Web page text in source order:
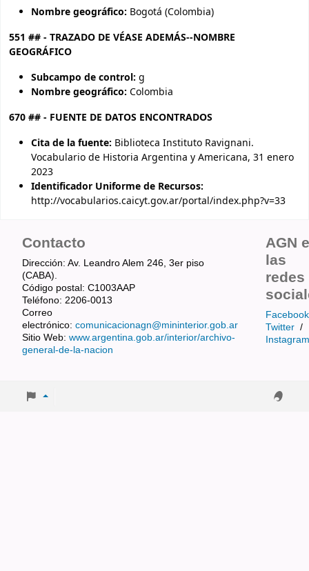
Nombre geográfico: Bogotá (Colombia)
551 ## - TRAZADO DE VÉASE ADEMÁS--NOMBRE
GEOGRÁFICO
Subcampo de control: g
Nombre geográfico: Colombia
670 ## - FUENTE DE DATOS ENCONTRADOS
Cita de la fuente: Biblioteca Instituto Ravignani.
Vocabulario de Historia Argentina y Americana, 31 enero
2023
Identificador Uniforme de Recursos:
http://vocabularios.caicyt.gov.ar/portal/index.php?v=33
Contacto
Dirección: Av. Leandro Alem 246, 3er piso
(CABA).
Código postal: C1003AAP
Teléfono: 2206-0013
Correo
electrónico: comunicacionagn@mininterior.gob.ar
Sitio Web: www.argentina.gob.ar/interior/archivo-
general-de-la-nacion
AGN
las
redes
Facebook
Twitter /
Instagram